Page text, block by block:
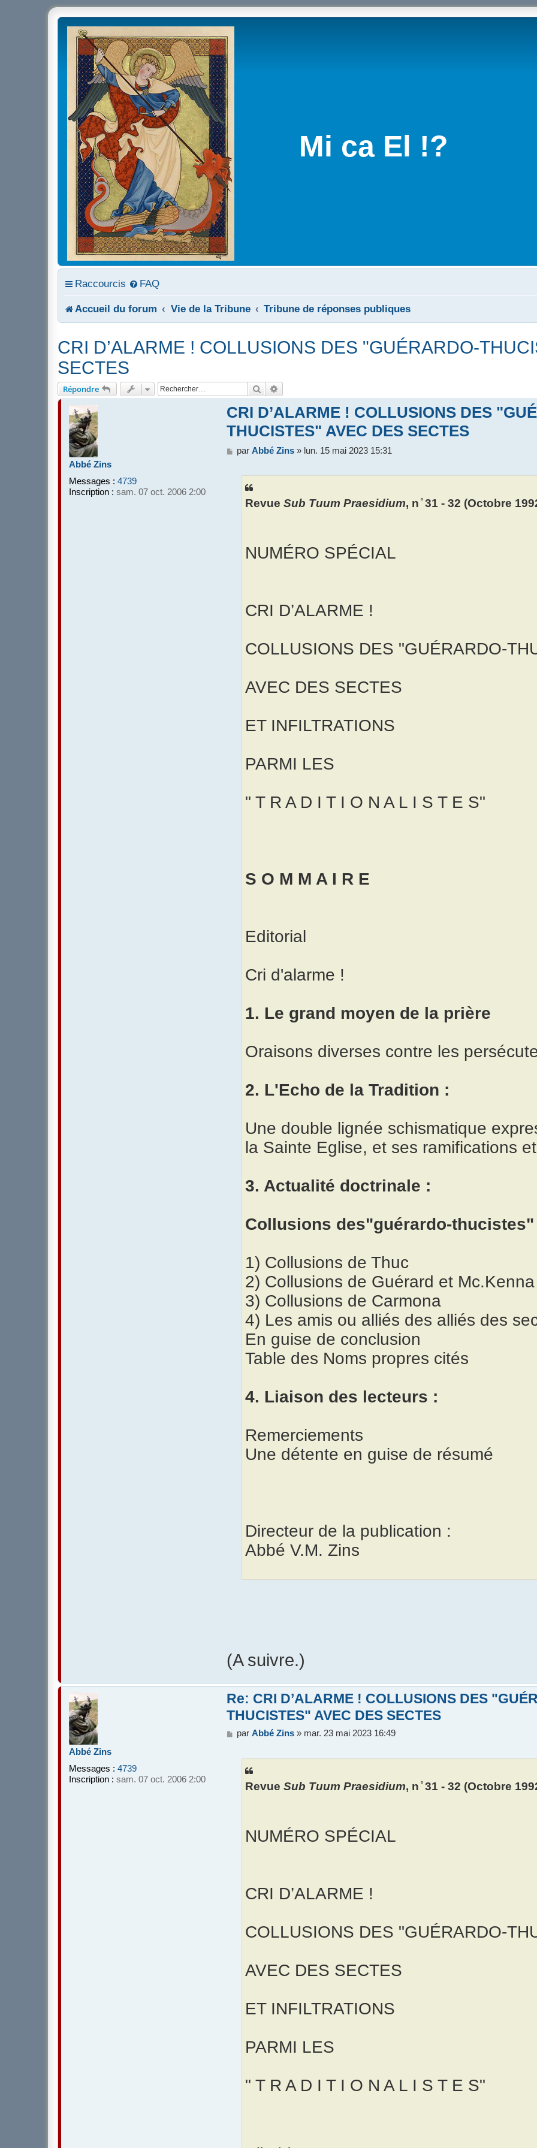
Mi ca El !?
Raccourcis FAQ
Accueil du forum Vie de la Tribune Tribune de réponses publiques
CRI D’ALARME ! COLLUSIONS DES "GUÉRARDO-
SECTES
Répondre Rechercher
Abbé Zins
Messages : 4739
Inscription : sam. 07 oct. 2006 2:00
CRI D’ALARME ! COLLUSIONS DES
THUCISTES" AVEC DES SECTES
M
parAbbé Zins » lun. 15 mai 2023 15:31
RevueSub Tuum Praesidium, n ̊ 31 - 32 (Octobre
NUMÉRO SPÉCIAL
CRI D’ALARME !
COLLUSIONS DES "GUÉRARDO-
AVEC DES SECTES
ET INFILTRATIONS
PARMI LES
" T R A D I T I O N A L I S T E S"
S O M M A I R E
Editorial
Cri d'alarme !
1. Le grand moyen de la prière
Oraisons diverses contre les
2. L'Echo de la Tradition :
Une double lignée schismatique
la Sainte Eglise, et ses ramifications
3. Actualité doctrinale :
Collusions des"guérardo-
1) Collusions de Thuc
2) Collusions de Guérard et Mc.Kenna
3) Collusions de Carmona
4) Les amis ou alliés des alliés des
En guise de conclusion
Table des Noms propres cités
4. Liaison des lecteurs :
Remerciements
Une détente en guise de résumé
Directeur de la publication :
Abbé V.M. Zins
(A suivre.)
Abbé Zins
Messages : 4739
Inscription : sam. 07 oct. 2006 2:00
Re: CRI D’ALARME ! COLLUSIONS DES
THUCISTES" AVEC DES SECTES
M
parAbbé Zins » mar. 23 mai 2023 16:49
RevueSub Tuum Praesidium, n ̊ 31 - 32 (Octobre
NUMÉRO SPÉCIAL
CRI D’ALARME !
COLLUSIONS DES "GUÉRARDO-
AVEC DES SECTES
ET INFILTRATIONS
PARMI LES
" T R A D I T I O N A L I S T E S"